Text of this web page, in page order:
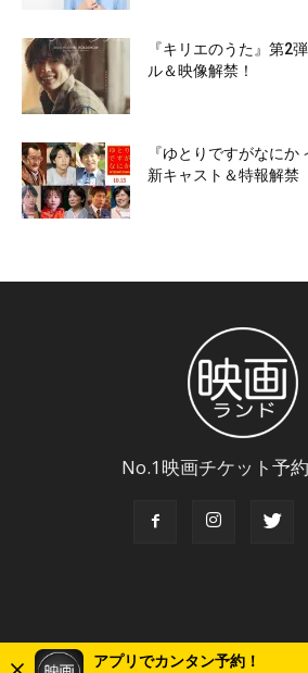
アプリでカンタン予約！
『キリエのうた』第2
ル＆映像解禁！
『ゆとりですがなにか
新キャスト＆特報解禁
No.1映画チケット予